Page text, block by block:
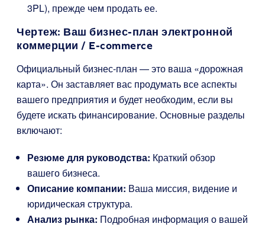
3PL), прежде чем продать ее.
Чертеж: Ваш бизнес-план электронной
коммерции / E-commerce
Официальный бизнес-план — это ваша «дорожная
карта». Он заставляет вас продумать все аспекты
вашего предприятия и будет необходим, если вы
будете искать финансирование. Основные разделы
включают:
Резюме для руководства: Краткий обзор
вашего бизнеса.
Описание компании: Ваша миссия, видение и
юридическая структура.
Анализ рынка: Подробная информация о вашей